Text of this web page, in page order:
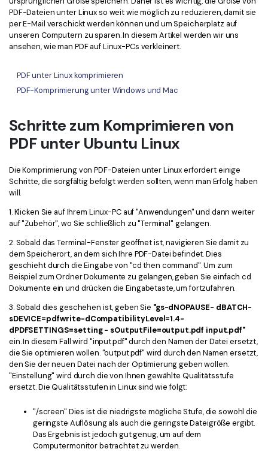
PDF OCR
PDF-Daten extrahieren
PDF freigeben
eSign PDFs rechtmäßig
Bildung
IT-Dienstleistung
Rechtliches
Finanzen
Veröffentlichung
Freiberufler
Alle PDF-Funktionen
Kontakt zum Support
Was ist NEU
Benutzerhandbuch
PDFelement für Windows
PDFelement für iOS
PDFelement für Android
Mehr erfahren
Bewertungen
Kostenlose PDF-Vorlagen
Bearbeiten, Drucken und Anpassen von kostenlosen Vorlagen.
PDF-Wissen
PDF-bezogene Informationen, die Sie benötigen.
Download-Zentrum
Laden Sie die leistungsstärksten und einfachsten PDF-Tools
PDF-Dateien unter Linux so weit wie möglich zu reduzieren, damit sie
per E-Mail verschickt werden können und um Speicherplatz auf
unseren Computern zu sparen. In diesem Artikel werden wir uns
ansehen, wie man PDF auf Linux-PCs verkleinert.
PDF unter Linux komprimieren
PDF-Komprimierung unter Windows und Mac
Schritte zum Komprimieren von
PDF unter Ubuntu Linux
Die Komprimierung von PDF-Dateien unter Linux erfordert einige
Schritte, die sorgfältig befolgt werden sollten, wenn man Erfolg haben
will.
1. Klicken Sie auf Ihrem Linux-PC auf "Anwendungen" und dann weiter
auf "Zubehör", wo Sie schließlich zu "Terminal" gelangen.
2. Sobald das Terminal-Fenster geöffnet ist, navigieren Sie damit zu
dem Speicherort, an dem sich Ihre PDF-Datei befindet. Dies
geschieht durch die Eingabe von "cd then command". Um zum
Beispiel zum Ordner Dokumente zu gelangen, geben Sie einfach cd
Dokumente ein und drücken die Eingabetaste, um fortzufahren.
3. Sobald dies geschehen ist, geben Sie "gs-dNOPAUSE- dBATCH-
sDEVICE=pdfwrite-dCompatibilityLevel=1.4-
dPDFSETTINGS=setting - sOutputFile=output.pdf input.pdf"
ein. In diesem Fall wird "input.pdf" durch den Namen der Datei ersetzt,
die Sie optimieren wollen. "output.pdf" wird durch den Namen ersetzt,
den Sie der neuen Datei nach der Optimierung geben wollen.
"Einstellung" wird durch die von Ihnen gewählte Qualitätsstufe
ersetzt. Die Qualitätsstufen in Linux sind wie folgt:
"/screen" Dies ist die niedrigste mögliche Stufe, die sowohl die
geringste Auflösung als auch die geringste Dateigröße ergibt.
Das Ergebnis ist jedoch gut genug, um auf dem
Computermonitor betrachtet zu werden.